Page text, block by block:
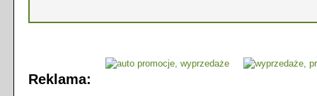
Reklama: